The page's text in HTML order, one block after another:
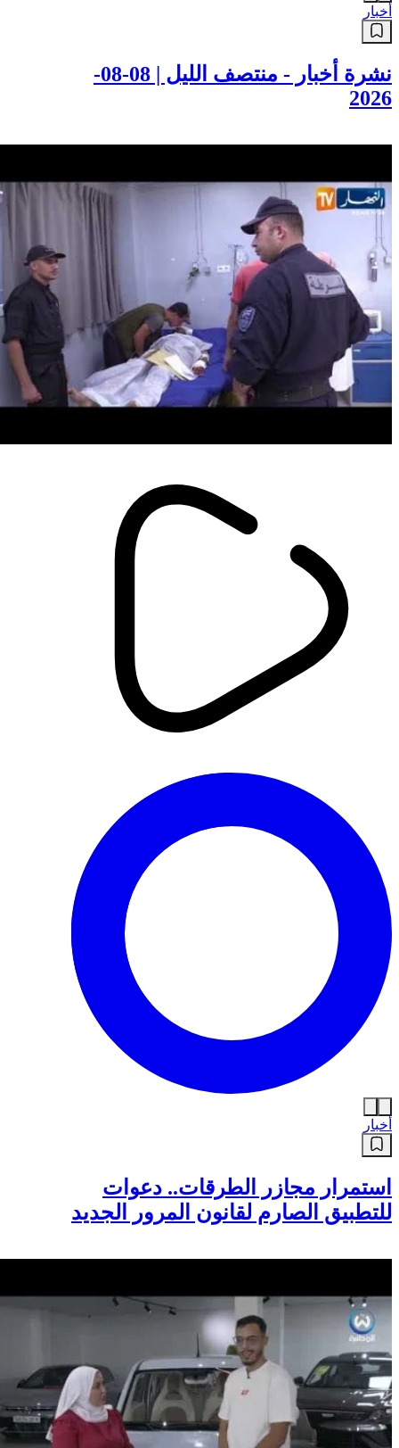
أخبار
نشرة أخبار - منتصف الليل | 08-08-
2026
أخبار
استمرار مجازر الطرقات.. دعوات
للتطبيق الصارم لقانون المرور الجديد